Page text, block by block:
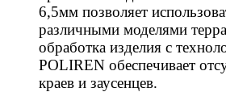
6,5мм позволяет
различными моделями
обработка изделия с
POLIREN обеспечивает
краев и заусенцев.